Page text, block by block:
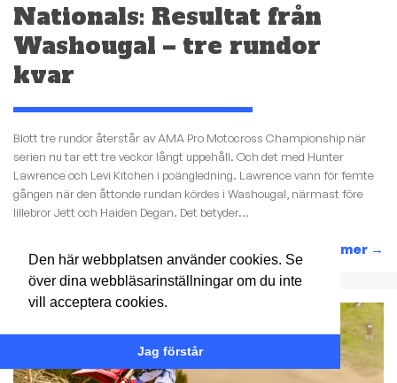
Den här webbplatsen använder cookies. Se
över dina webbläsarinställningar om du inte
vill acceptera cookies.
Jag förstår
Nationals: Resultat från
Washougal – tre rundor
kvar
Blott tre rundor återstår av AMA Pro Motocross Championship när
serien nu tar ett tre veckor långt uppehåll. Och det med Hunter
Lawrence och Levi Kitchen i poängledning. Lawrence vann för femte
gången när den åttonde rundan kördes i Washougal, närmast före
lillebror Jett och Haiden Degan. Det betyder...
Läs mer →